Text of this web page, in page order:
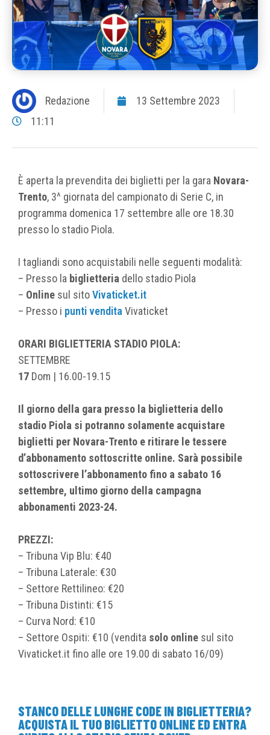
Redazione
13 Settembre 2023
11:11
È aperta la prevendita dei biglietti per la gara Novara-
Trento, 3^ giornata del campionato di Serie C, in
programma domenica 17 settembre alle ore 18.30
presso lo stadio Piola.
I tagliandi sono acquistabili nelle seguenti modalità:
– Presso la biglietteria dello stadio Piola
– Online sul sitoVivaticket.it
– Presso i punti vendita Vivaticket
ORARI BIGLIETTERIA STADIO PIOLA:
SETTEMBRE
17 Dom | 16.00-19.15
Il giorno della gara presso la biglietteria dello
stadio Piola si potranno solamente acquistare
biglietti per Novara-Trento e ritirare le tessere
d’abbonamento sottoscritte online. Sarà possibile
sottoscrivere l’abbonamento fino a sabato 16
settembre, ultimo giorno della campagna
abbonamenti 2023-24.
PREZZI:
– Tribuna Vip Blu: €40
– Tribuna Laterale: €30
– Settore Rettilineo: €20
– Tribuna Distinti: €15
– Curva Nord: €10
– Settore Ospiti: €10 (vendita solo online sul sito
Vivaticket.it fino alle ore 19.00 di sabato 16/09)
STANCO DELLE LUNGHE CODE IN BIGLIETTERIA?
ACQUISTA IL TUO BIGLIETTO ONLINE ED ENTRA